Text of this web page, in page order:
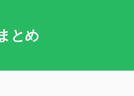
とめ